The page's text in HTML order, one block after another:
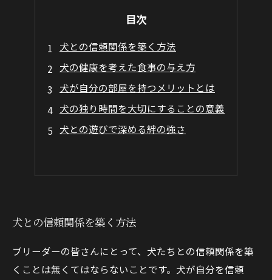
目次
犬との信頼関係を築く方法
犬の健康を考えた食事の与え方
犬が自分の部屋を持つメリットとは
犬の独り時間を大切にすることの意義
犬との遊びで深める絆の強さ
犬との信頼関係を築く方法
ブリーダーの皆さんにとって、犬たちとの信頼関係を築
くことは無くてはならないことです。犬が自分を信頼